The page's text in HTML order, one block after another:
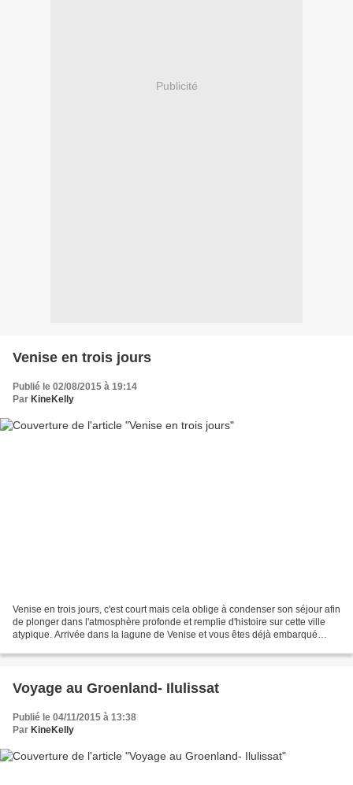
Publicité
Venise en trois jours
Publié le 02/08/2015 à 19:14
Par KineKelly
Venise en trois jours, c'est court mais cela oblige à condenser son séjour afin
de plonger dans l'atmosphère profonde et remplie d'histoire sur cette ville
atypique. Arrivée dans la lagune de Venise et vous êtes déjà embarqué
Voyage au Groenland- Ilulissat
Publié le 04/11/2015 à 13:38
Par KineKelly